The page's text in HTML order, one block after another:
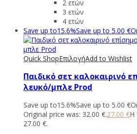
2 ετών
3 ετών
4 ετών
Save up to15.6%Save up to 5.00 €
Quick ShopΕπιλογήAdd to Wishlist
Παιδικό σετ καλοκαιρινό
λευκό/μπλε Prod
Save up to15.6%Save up to 5.00 €
Original price was: 32.00 €.27.00 €Η
27.00 €.